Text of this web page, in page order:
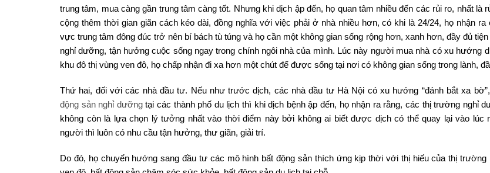
trung tâm, mua càng gần trung tâm càng tốt. Nhưng khi dịch ập đến, họ quan tâm nhiều đến các rủi ro, nhất là
cộng thêm thời gian giãn cách kéo dài, đồng nghĩa với việc phải ở nhà nhiều hơn, có khi là 24/24, họ nhận ra
vực trung tâm đông đúc trở nên bí bách tù túng và họ cần một không gian sống rộng hơn, xanh hơn, đầy đủ
nghỉ dưỡng, tận hưởng cuộc sống ngay trong chính ngôi nhà của mình. Lúc này người mua nhà có xu hướng
khu đô thị vùng ven đô, họ chấp nhận đi xa hơn một chút để được sống tại nơi có không gian sống trong lành,
Thứ hai, đối với các nhà đầu tư. Nếu như trước dịch, các nhà đầu tư Hà Nội có xu hướng “đánh bắt xa
động sản nghỉ dưỡngtại các thành phố du lịch thì khi dịch bệnh ập đến, họ nhận ra rằng, các thị trường nghỉ
không còn là lựa chọn lý tưởng nhất vào thời điểm này bởi không ai biết được dịch có thể quay lại vào lúc
người thì luôn có nhu cầu tận hưởng, thư giãn, giải trí.
Do đó, họ chuyển hướng sang đầu tư các mô hình bất động sản thích ứng kịp thời với thị hiếu của thị trường